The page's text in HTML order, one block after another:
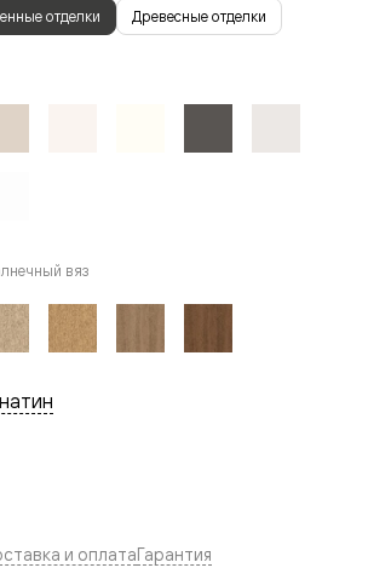
отделки Древесные отделки
вяз
и оплатаГарантия